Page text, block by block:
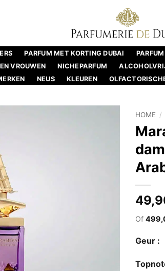
PARFUM MET KORTING DUBAI
VROUWEN
NICHEPARFUM
NEUS KLEUREN
HOME /
Of
Geur :